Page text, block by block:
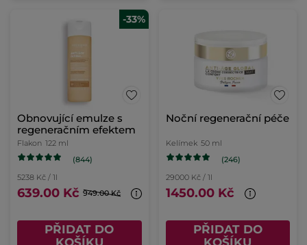
-33%
Obnovující emulze s
regeneračním efektem
Flakon 122 ml
(844)
5238 Kč / 1l
639.00 Kč 949.00 Kč
PŘIDAT DO
KOŠÍKU
Noční regenerační péče
Kelímek 50 ml
(246)
29000 Kč / 1l
1450.00 Kč
PŘIDAT DO
KOŠÍKU